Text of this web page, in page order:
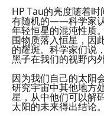
HP Tau的亮度随着
有随机的——科学家
年轻恒星的混沌性质
围物质落入恒星，因
的耀斑。科学家们说
黑子在我们的视野内
因为我们自己的太阳
研究宇宙中其他地方
星，从中他们可以解
太阳的未来得出结论。